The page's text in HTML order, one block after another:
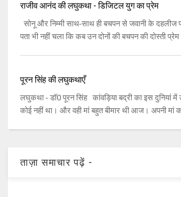
राजीव आनंद की लघुकथा - डिजिटल युग का प्रेम
सोनू और निम्‍मी साथ-साथ ही बचपन से जवानी के दहलीज
पता भी नहीं चला कि कब उन दोनों की बचपन की दोस्‍ती
पूरन सिंह की लघुकथाएँ
लघुकथा - डॉ0 पूरन सिंह कांवड़िया बद्री का इस दुनियां
कोई नहीं था। और वही मां बहुत बीमार थी आज। अपनी मां
ताज़ा समाचार पढ़ें -